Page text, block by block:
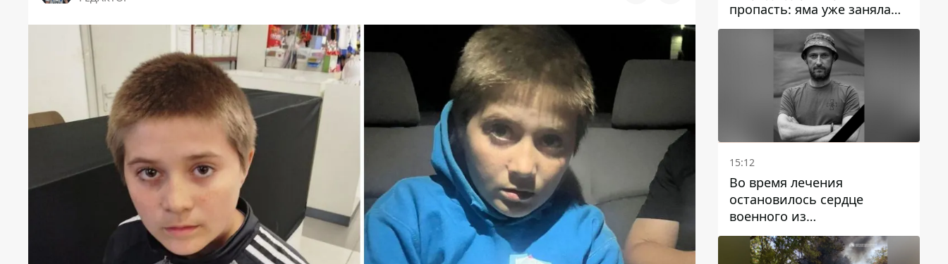
пропасть: яма уже заняла
полосу движения
15:12
Во время лечения
остановилось сердце
военного из
Днепропетровской области
Ростислава Лупашко